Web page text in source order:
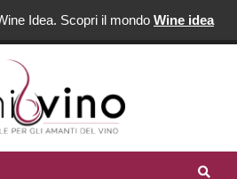
Idea. Scopri il mondo Wine idea